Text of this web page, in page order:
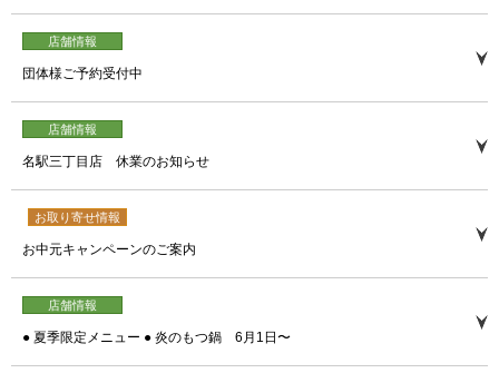
店舗情報
団体様ご予約受付中
店舗情報
名駅三丁目店 休業のお知らせ
お取り寄せ情報
お中元キャンペーンのご案内
店舗情報
● 夏季限定メニュー ● 炎のもつ鍋 6月1日〜